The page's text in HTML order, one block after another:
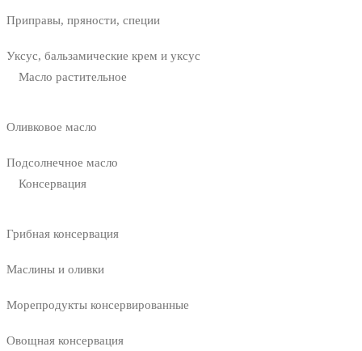
Приправы, пряности, специи
Уксус, бальзамические крем и уксус
Масло растительное
Оливковое масло
Подсолнечное масло
Консервация
Грибная консервация
Маслины и оливки
Морепродукты консервированные
Овощная консервация